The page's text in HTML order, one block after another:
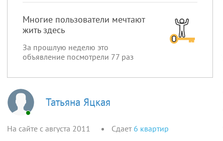
Многие пользователи мечтают
жить здесь
За прошлую неделю это
объявление посмотрели 77 раз
Татьяна Яцкая
На сайте с августа 2011 Сдает 6 квартир